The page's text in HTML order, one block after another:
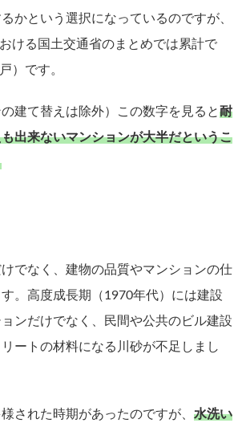
かという選択になっているのですが、
ける国土交通省のまとめでは累計で
）です。
の建て替えは除外）この数字を見ると耐
出来ないマンションが大半だというこ
でなく、建物の品質やマンションの仕
。高度成長期（1970年代）には建設
ンだけでなく、民間や公共のビル建設
ートの材料になる川砂が不足しまし
された時期があったのですが、 水洗い